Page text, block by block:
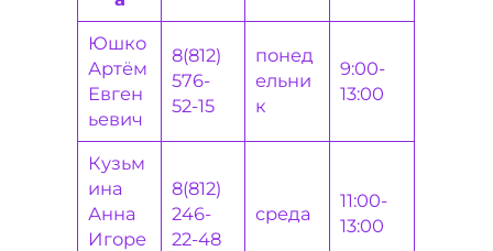
Юшко
Артём
Евген
ьевич
8(812)
576-
52-15
понед
ельни
к
9:00-
13:00
Кузьм
ина
Анна
Игоре
8(812)
246-
22-48
среда
11:00-
13:00